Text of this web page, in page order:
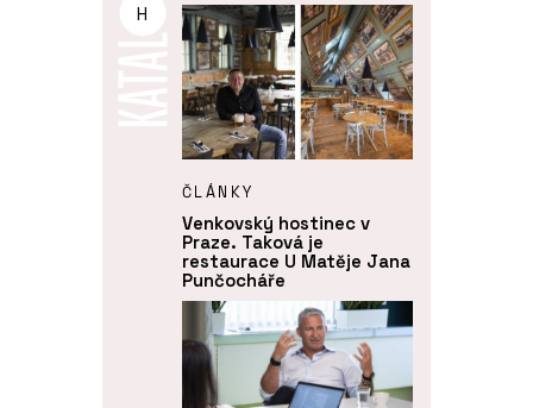
H
ČLÁNKY
Venkovský hostinec v
Praze. Taková je
restaurace U Matěje Jana
Punčocháře